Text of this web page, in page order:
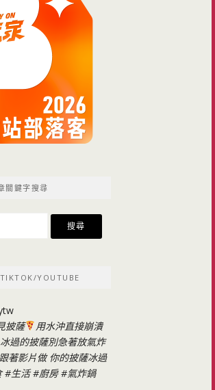
關鍵字搜尋
YOUTUBE
披薩
用水沖直接崩潰
過的披薩別急著放氣炸
著影片做 你的披薩冰過
#生活 #廚房 #氣炸鍋